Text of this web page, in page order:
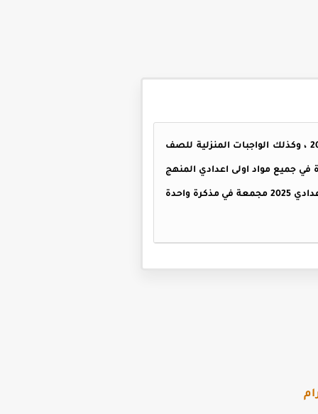
تقييمات الصف الاول الاعدادي الاسبوع الخامس ، تحتوي المذكرة على الأداء الصفي للصف الأول الاعدادي 2025 ، وكذلك الواجبات المنزلية للصف
في جميع مواد اولى اعدادي المنهج
الجديد ، تقييمات الصف الاول الاعدادي 2025 كاملة بنسختها الأصلية ، أداءات وتقييمات الوزارة للصف الاول الاعدادي 2025 مجمعة في مذكرة واحدة